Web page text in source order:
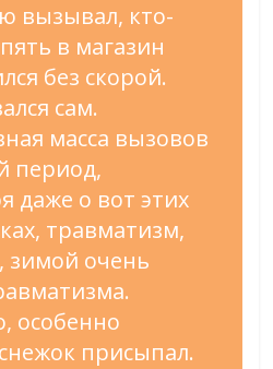
вызывал, кто-
в магазин
без скорой.
сам.
масса вызовов
период,
даже о вот этих
травматизм,
зимой очень
особенно
присыпал.